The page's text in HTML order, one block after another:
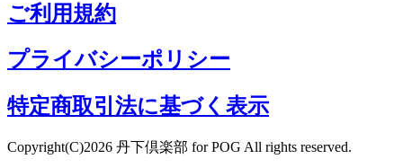
ご利用規約
プライバシーポリシー
特定商取引法に基づく表示
Copyright(C)2026 丹下倶楽部 for POG All rights reserved.